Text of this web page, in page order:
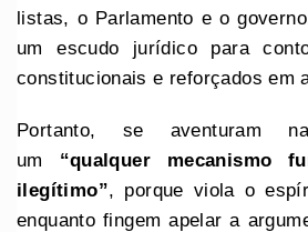
listas, o Parlamento e o
um escudo jurídico para
constitucionais e reforçados em
Portanto, se aventuram
um “qualquer mecanismo
ilegítimo”, porque viola o
enquanto fingem apelar a